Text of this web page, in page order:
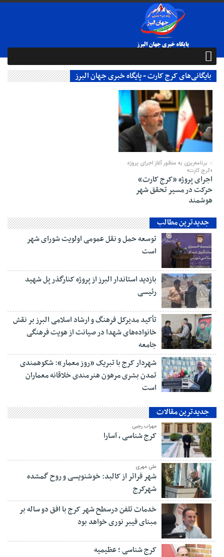
بایگانی‌های کرج کارت - پایگاه خبری جهان البرز
برنامه‌ریزی به منظور آغاز اجرای پروژه
«کرج کارت»
اجرای پروژه «کرج کارت»
حرکت در مسیر تحقق شهر
هوشمند
جدیدترین مطالب
توسعه حمل و نقل عمومی اولویت شورای شهر
است
بازدید استاندار البرز از پروژه کنارگذر پل شهید
رئیسی
تأکید مدیرکل فرهنگ و ارشاد اسلامی البرز بر نقش
خانواده‌های شهدا در صیانت از هویت فرهنگی
جامعه
شهردار کرج با تبریک «روز معمار»: شکوهمندی
تمدن بشری مرهون هنرمندی خلاقانه معماران
است
جدیدترین مقالات
مهراب رجبی
کرج شناسی ، آسارا
علی مهری
شهر فراتر از کالبد: خوشنویسی و روح گمشده
شهرکرج
خدمات تلفن درسطح شهر کرج با افق دو ساله بر
مبنای فیبر نوری خواهد بود
کرج شناسی ؛ عظیمیه